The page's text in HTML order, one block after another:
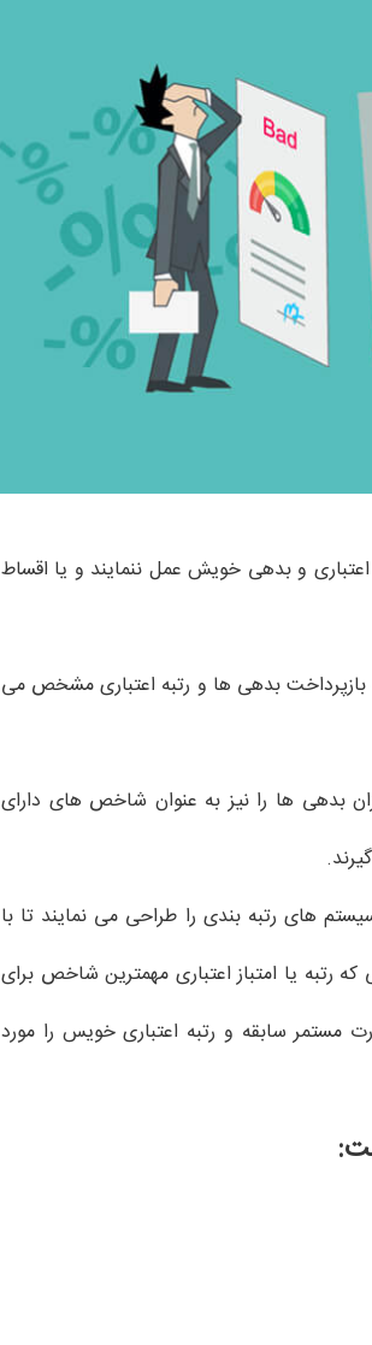
اعتباری و بدهی خویش عمل ننمایند و یا اقساط
بازپرداخت بدهی ها و رتبه اعتباری مشخص می
بدهی ها را نیز به عنوان شاخص های دارای
های رتبه بندی را طراحی می نمایند تا با
رتبه یا امتباز اعتباری مهمترین شاخص برای
مستمر سابقه و رتبه اعتباری خویس را مورد